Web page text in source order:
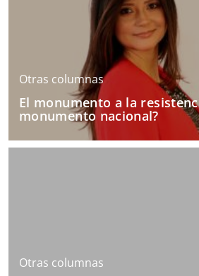
Otras columnas
El monumento a la
monumento nacional?
Otras columnas